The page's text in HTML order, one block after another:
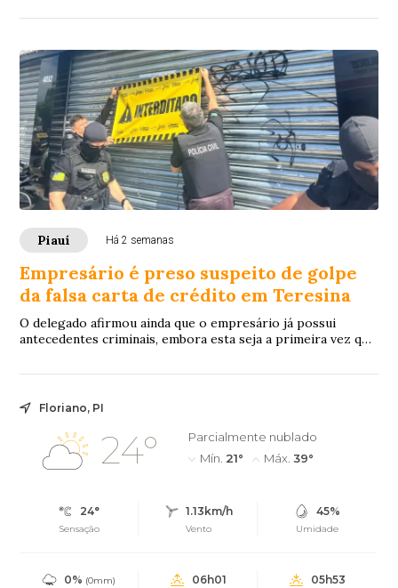
Piauí Há 2 semanas
Empresário é preso suspeito de golpe
da falsa carta de crédito em Teresina
O delegado afirmou ainda que o empresário já possui
antecedentes criminais, embora esta seja a primeira vez que
Floriano, PI
24°
Parcialmente nublado
Mín. 21° Máx. 39°
24°
Sensação
1.13km/h
Vento
45%
Umidade
0% (0mm)
06h01 05h53